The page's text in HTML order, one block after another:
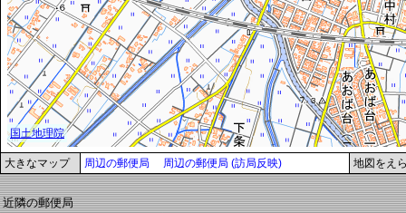
大きなマップ 周辺の郵便局 周辺の郵便局 (訪局反映) 地図をえ
近隣の郵便局